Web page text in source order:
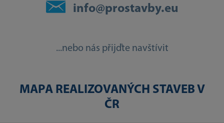
info@prostavby.eu
...nebo nás přijďte navštívit
MAPA REALIZOVANÝCH STAVEB V
ČR